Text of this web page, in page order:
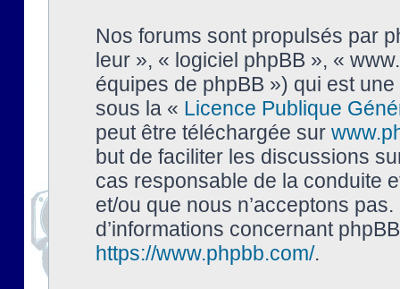
Nos forums sont propulsés par
leur », « logiciel phpBB », «
équipes de phpBB ») qui est
sous la « Licence Publique
peut être téléchargée sur
but de faciliter les discussions
cas responsable de la conduite
et/ou que nous n’acceptons
d’informations concernant
https://www.phpbb.com/.